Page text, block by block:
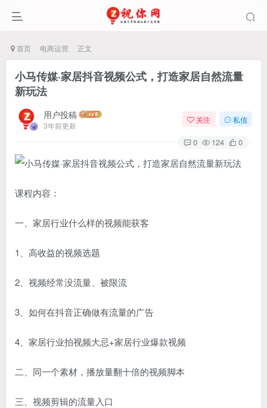
首页 电商运营 正文
小马传媒·家居抖音视频公式，打造家居自然流量
新玩法
用户投稿
3年前更新
关注 私信
0 124 0
课程内容：
一、家居行业什么样的视频能获客
1、高收益的视频选题
2、视频经常没流量、被限流
3、如何在抖音正确做有流量的广告
4、家居行业拍视频大忌+家居行业爆款视频
二、同一个素材，播放量翻十倍的视频脚本
三、视频剪辑的流量入口